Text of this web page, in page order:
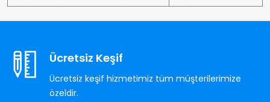
Ücretsiz Keşif
Ücretsiz keşif hizmetimiz tüm müşterilerimize
özeldir.